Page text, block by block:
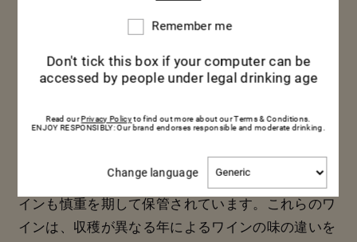
トのチームが、約2,000ものサンプルを試飲し、特
徴を記して覚えこむという作業を繰り返します。年
によっては、77ものクリュのワインがマム コルド
メゾン マムのシャンパーニュの深い味わいとフレ
ッシュさが年月を経ても継続するよう、リザーブワ
インも慎重を期して保管されています。これらのワ
インは、収穫が異なる年によるワインの味の違いを
Remember
Remember me
Don't tick this box if your computer can be
accessed by people under legal drinking age
Read ourPrivacy Policyto find out more about our Terms & Conditions.
ENJOY RESPONSIBLY: Our brand endorses responsible and moderate drinking.
Change languageChange
language